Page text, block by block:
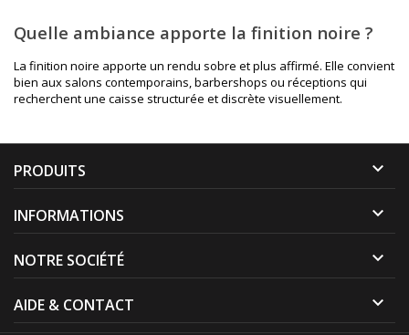
Quelle ambiance apporte la finition noire ?
La finition noire apporte un rendu sobre et plus affirmé. Elle convient
bien aux salons contemporains, barbershops ou réceptions qui
recherchent une caisse structurée et discrète visuellement.
PRODUITS 
INFORMATIONS 
NOTRE SOCIÉTÉ 
AIDE & CONTACT 